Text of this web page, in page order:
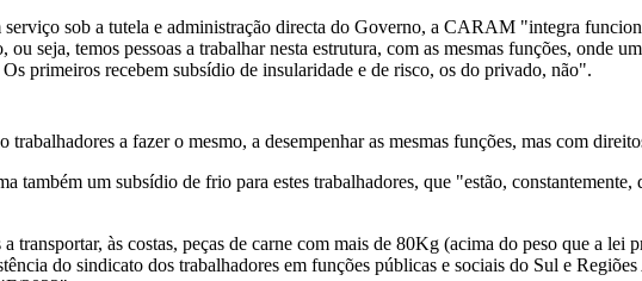
sob a tutela e administração directa do Governo, a CARAM "integra
seja, temos pessoas a trabalhar nesta estrutura, com as mesmas funções, onde
primeiros recebem subsídio de insularidade e de risco, os do privado, não".
trabalhadores a fazer o mesmo, a desempenhar as mesmas funções, mas com
também um subsídio de frio para estes trabalhadores, que "estão,
transportar, às costas, peças de carne com mais de 80Kg (acima do peso que a
do sindicato dos trabalhadores em funções públicas e sociais do Sul e